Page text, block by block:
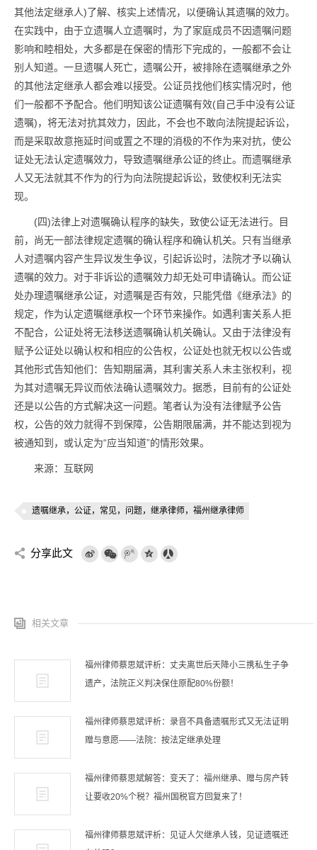
其他法定继承人)了解、核实上述情况，以便确认其遗嘱的效力。
在实践中，由于立遗嘱人立遗嘱时，为了家庭成员不因遗嘱问题
影响和睦相处，大多都是在保密的情形下完成的，一般都不会让
别人知道。一旦遗嘱人死亡，遗嘱公开，被排除在遗嘱继承之外
的其他法定继承人都会难以接受。公证员找他们核实情况时，他
们一般都不予配合。他们明知该公证遗嘱有效(自己手中没有公证
遗嘱)，将无法对抗其效力，因此，不会也不敢向法院提起诉讼，
而是采取故意拖延时间或置之不理的消极的不作为来对抗，使公
证处无法认定遗嘱效力，导致遗嘱继承公证的终止。而遗嘱继承
人又无法就其不作为的行为向法院提起诉讼，致使权利无法实
现。
(四)法律上对遗嘱确认程序的缺失，致使公证无法进行。目
前，尚无一部法律规定遗嘱的确认程序和确认机关。只有当继承
人对遗嘱内容产生异议发生争议，引起诉讼时，法院才予以确认
遗嘱的效力。对于非诉讼的遗嘱效力却无处可申请确认。而公证
处办理遗嘱继承公证，对遗嘱是否有效，只能凭借《继承法》的
规定，作为认定遗嘱继承权一个环节来操作。如遇利害关系人拒
不配合，公证处将无法移送遗嘱确认机关确认。又由于法律没有
赋予公证处以确认权和相应的公告权，公证处也就无权以公告或
其他形式告知他们：告知期届满，其利害关系人未主张权利，视
为其对遗嘱无异议而依法确认遗嘱效力。据悉，目前有的公证处
还是以公告的方式解决这一问题。笔者认为没有法律赋予公告
权，公告的效力就得不到保障，公告期限届满，并不能达到视为
被通知到，或认定为“应当知道”的情形效果。
来源：互联网
遗嘱继承，公证，常见，问题，继承律师，福州继承律师
分享此文
相关文章
福州律师蔡思斌评析：丈夫离世后天降小三携私生子争
遗产，法院正义判决保住原配80%份额！
福州律师蔡思斌评析：录音不具备遗嘱形式又无法证明
赠与意愿——法院：按法定继承处理
福州律师蔡思斌解答：变天了：福州继承、赠与房产转
让要收20%个税？福州国税官方回复来了！
福州律师蔡思斌评析：见证人欠继承人钱，见证遗嘱还